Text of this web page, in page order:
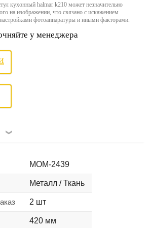
кухонный halmar k210 может незначительно
на изображении, что связано с искажением
фотоаппаратуры и иными факторами.
у менеджера
MOM-2439
Металл / Ткань
2 шт
420 мм